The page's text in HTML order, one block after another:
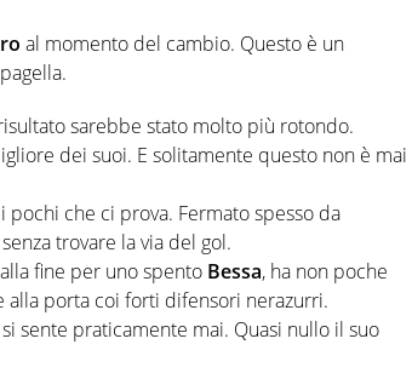
al momento del cambio. Questo è un
sarebbe stato molto più rotondo.
dei suoi. E solitamente questo non è mai
pochi che ci prova. Fermato spesso da
senza trovare la via del gol.
fine per uno spento Bessa, ha non poche
porta coi forti difensori nerazurri.
sente praticamente mai. Quasi nullo il suo